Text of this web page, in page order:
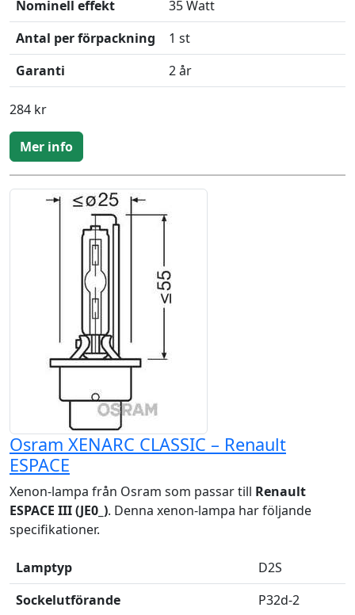
Nominell effekt
35 Watt
Antal per förpackning
1 st
Garanti
2 år
284 kr
Mer info
Osram XENARC CLASSIC – Renault
ESPACE
Xenon-lampa från Osram som passar till Renault
ESPACE III (JE0_). Denna xenon-lampa har följande
specifikationer.
Lamptyp
D2S
Sockelutförande
P32d-2